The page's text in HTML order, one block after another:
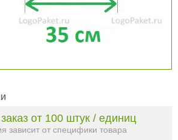
от 100 штук / единиц
зависит от специфики товара